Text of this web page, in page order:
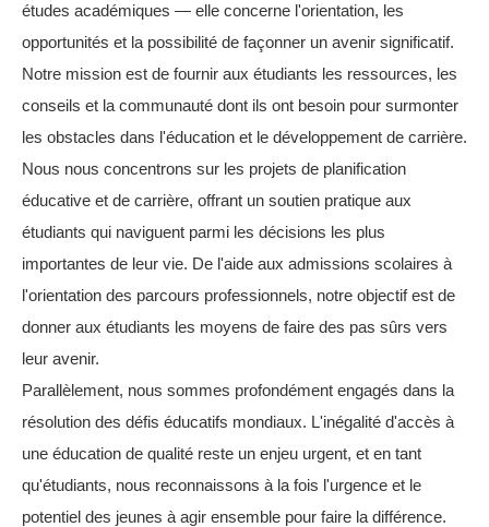
études académiques — elle concerne l'orientation, les
opportunités et la possibilité de façonner un avenir significatif.
Notre mission est de fournir aux étudiants les ressources, les
conseils et la communauté dont ils ont besoin pour surmonter
les obstacles dans l'éducation et le développement de carrière.
Nous nous concentrons sur les projets de planification
éducative et de carrière, offrant un soutien pratique aux
étudiants qui naviguent parmi les décisions les plus
importantes de leur vie. De l'aide aux admissions scolaires à
l'orientation des parcours professionnels, notre objectif est de
donner aux étudiants les moyens de faire des pas sûrs vers
leur avenir.
Parallèlement, nous sommes profondément engagés dans la
résolution des défis éducatifs mondiaux. L'inégalité d'accès à
une éducation de qualité reste un enjeu urgent, et en tant
qu'étudiants, nous reconnaissons à la fois l'urgence et le
potentiel des jeunes à agir ensemble pour faire la différence.